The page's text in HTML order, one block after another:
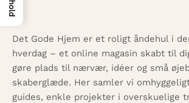
Det Gode Hjem er et roligt åndehul i
hverdag – et online magasin skabt til
gøre plads til nærvær, idéer og små
skaberglæde. Her samler vi
guides, enkle projekter i overskuelige